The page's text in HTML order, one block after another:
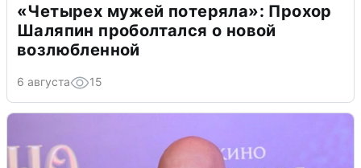
«Четырех мужей потеряла»: Прохор
Шаляпин проболтался о новой
возлюбленной
6 августа 15